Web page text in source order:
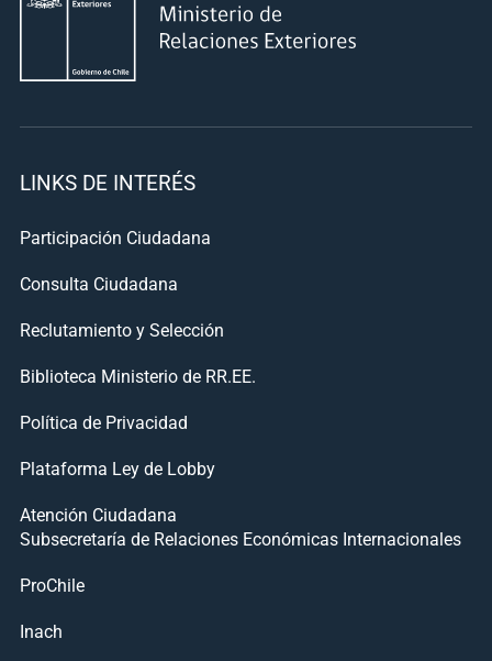
LINKS DE INTERÉS
Participación Ciudadana
Consulta Ciudadana
Reclutamiento y Selección
Biblioteca Ministerio de RR.EE.
Política de Privacidad
Plataforma Ley de Lobby
Atención Ciudadana
Subsecretaría de Relaciones Económicas Internacionales
ProChile
Inach